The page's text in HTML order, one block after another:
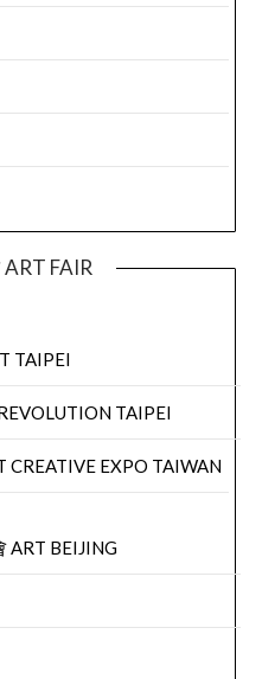
FAIR
TAIPEI
TAIPEI
CREATIVE EXPO TAIWAN
ART BEIJING